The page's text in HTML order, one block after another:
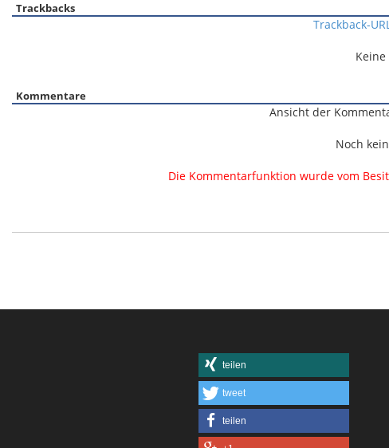
Trackbacks
Trackback-
Keine
Kommentare
Ansicht der
Noch
Die Kommentarfunktion wurde vom
teilen
tweet
teilen